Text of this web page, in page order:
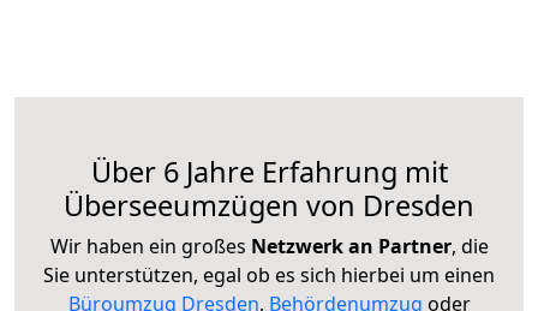
Über 6 Jahre Erfahrung mit
Überseeumzügen von Dresden
Wir haben ein großes Netzwerk an Partner, die
Sie unterstützen, egal ob es sich hierbei um einen
Büroumzug Dresden, Behördenumzug oder